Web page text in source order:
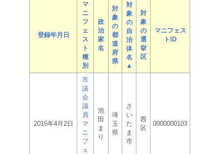
登録年月日
マ
ニ
フ
ェ
ス
ト
種
別
政
治
家
名
対
象
の
都
道
府
県
対
象
の
自
治
体
名
▲
対
象
の
選
挙
区
マニフェス
トID
2015年4月2日
市
議
会
議
員
マ
ニ
フ
ェ
池
田
ま
り
埼
玉
県
さ
い
た
ま
市
西
区
0000000103